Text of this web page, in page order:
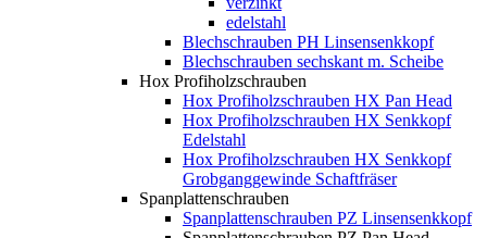
edelstahl
Blechschrauben PH Linsensenkkopf
Blechschrauben sechskant m. Scheibe
Hox Profiholzschrauben
Hox Profiholzschrauben HX Pan Head
Hox Profiholzschrauben HX Senkkopf
Edelstahl
Hox Profiholzschrauben HX Senkkopf
Grobganggewinde Schaftfräser
Spanplattenschrauben
Spanplattenschrauben PZ Linsensenkkopf